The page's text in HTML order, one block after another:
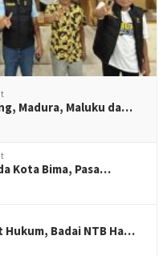
Madura, Maluku da…
Kota Bima, Pasa…
Badai NTB Ha…